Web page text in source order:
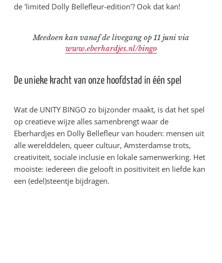
de 'limited Dolly Bellefleur-edition'? Ook dat kan!
Meedoen kan vanaf de livegang op 11 juni via
www.eberhardjes.nl/bingo
De unieke kracht van onze hoofdstad in één spel
Wat de UNITY BINGO zo bijzonder maakt, is dat het spel
op creatieve wijze alles samenbrengt waar de
Eberhardjes en Dolly Bellefleur van houden: mensen uit
alle werelddelen, queer cultuur, Amsterdamse trots,
creativiteit, sociale inclusie en lokale samenwerking. Het
mooiste: iedereen die gelooft in positiviteit en liefde kan
een (edel)steentje bijdragen.